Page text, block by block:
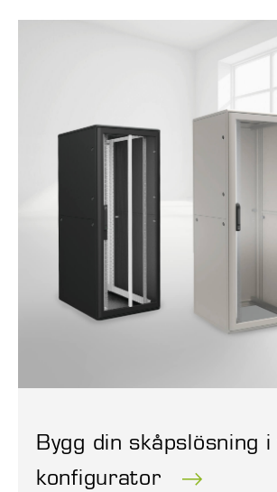
Bygg din skåpslösning
konfigurator